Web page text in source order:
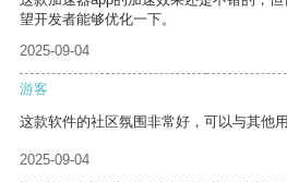
望开发者能够优化一下。
2025-09-04
游客
这款软件的社区氛围非常好，可以与其他
2025-09-04